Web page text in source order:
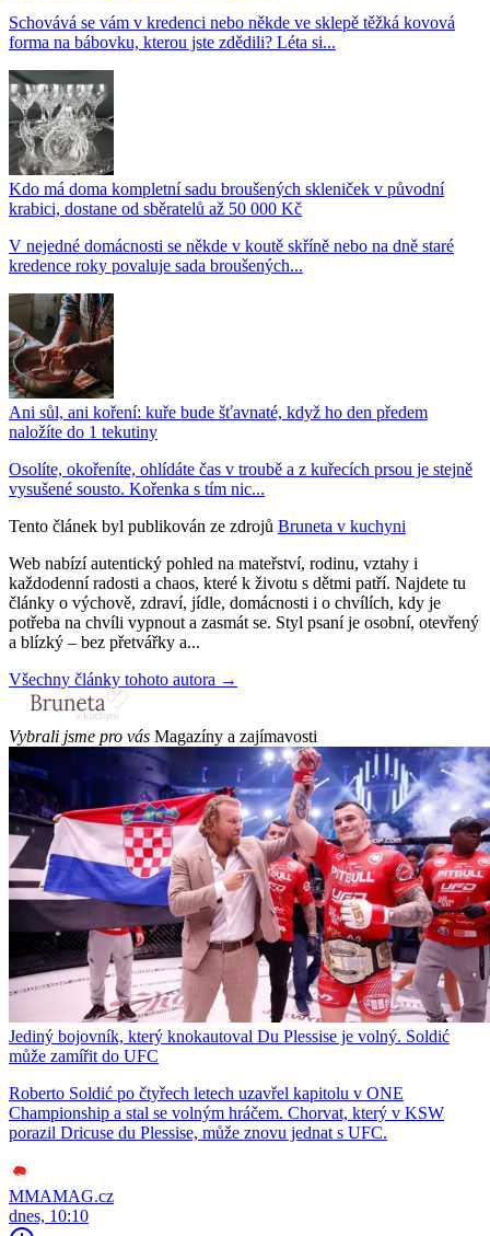
Schovává se vám v kredenci nebo někde ve sklepě těžká kovová
forma na bábovku, kterou jste zdědili? Léta si...
Kdo má doma kompletní sadu broušených skleniček v původní
krabici, dostane od sběratelů až 50 000 Kč
V nejedné domácnosti se někde v koutě skříně nebo na dně staré
kredence roky povaluje sada broušených...
Ani sůl, ani koření: kuře bude šťavnaté, když ho den předem
naložíte do 1 tekutiny
Osolíte, okořeníte, ohlídáte čas v troubě a z kuřecích prsou je stejně
vysušené sousto. Kořenka s tím nic...
Tento článek byl publikován ze zdrojů Bruneta v kuchyni
Web nabízí autentický pohled na mateřství, rodinu, vztahy i
každodenní radosti a chaos, které k životu s dětmi patří. Najdete tu
články o výchově, zdraví, jídle, domácnosti i o chvílích, kdy je
potřeba na chvíli vypnout a zasmát se. Styl psaní je osobní, otevřený
a blízký – bez přetvářky a...
Všechny články tohoto autora →
Vybrali jsme pro vás Magazíny a zajímavosti
Jediný bojovník, který knokautoval Du Plessise je volný. Soldić
může zamířit do UFC
Roberto Soldić po čtyřech letech uzavřel kapitolu v ONE
Championship a stal se volným hráčem. Chorvat, který v KSW
porazil Dricuse du Plessise, může znovu jednat s UFC.
MMAMAG.cz
dnes, 10:10